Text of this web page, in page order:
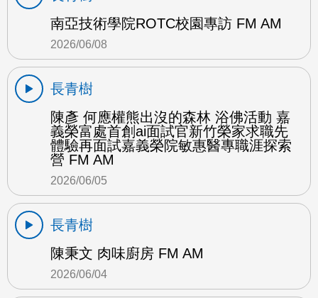
南亞技術學院ROTC校園專訪 FM AM
2026/06/08
長青樹
陳彥 何應權熊出沒的森林 浴佛活動 嘉
義榮富處首創ai面試官新竹榮家求職先
體驗再面試嘉義榮院敏惠醫專職涯探索
營 FM AM
2026/06/05
長青樹
陳秉文 肉味廚房 FM AM
2026/06/04